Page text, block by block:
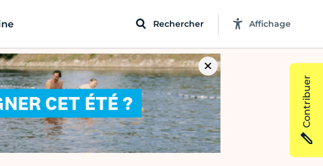
Rechercher Affichage
Contribuer